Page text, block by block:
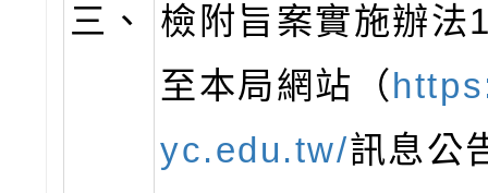
三、
檢附旨案實施辦法
至本局網站（
yc.edu.tw/訊息公